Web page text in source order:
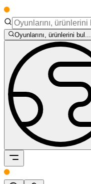
Oyunlarını, ürünlerini bul...